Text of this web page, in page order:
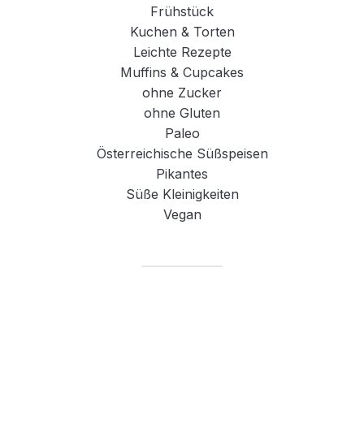
Frühstück
Kuchen & Torten
Leichte Rezepte
Muffins & Cupcakes
ohne Zucker
ohne Gluten
Paleo
Österreichische Süßspeisen
Pikantes
Süße Kleinigkeiten
Vegan